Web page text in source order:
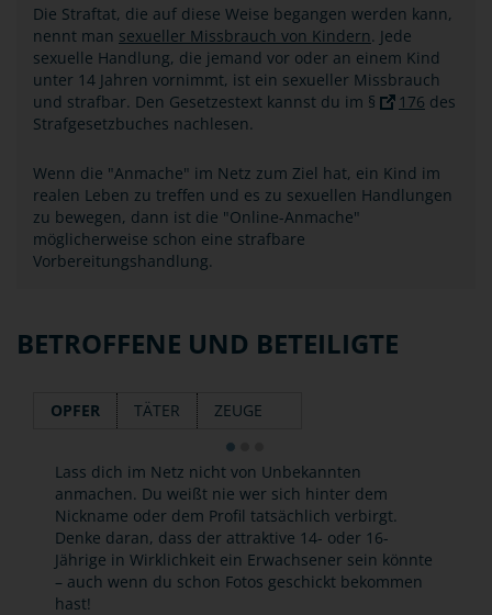
Die Straftat, die auf diese Weise begangen werden kann,
nennt man sexueller Missbrauch von Kindern. Jede
sexuelle Handlung, die jemand vor oder an einem Kind
unter 14 Jahren vornimmt, ist ein sexueller Missbrauch
und strafbar. Den Gesetzestext kannst du im §
176 des
Strafgesetzbuches nachlesen.
Wenn die "Anmache" im Netz zum Ziel hat, ein Kind im
realen Leben zu treffen und es zu sexuellen Handlungen
zu bewegen, dann ist die "Online-Anmache"
möglicherweise schon eine strafbare
Vorbereitungshandlung.
BETROFFENE UND BETEILIGTE
OPFER TÄTER ZEUGE
Lass dich im Netz nicht von Unbekannten
anmachen. Du weißt nie wer sich hinter dem
Nickname oder dem Profil tatsächlich verbirgt.
Denke daran, dass der attraktive 14- oder 16-
Jährige in Wirklichkeit ein Erwachsener sein könnte
– auch wenn du schon Fotos geschickt bekommen
hast!